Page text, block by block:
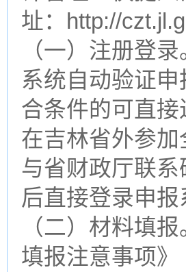
址：http://
（一）注册登
系统自动验证
合条件的可直
在吉林省外参
与省财政厅联
后直接登录申报
（二）材料填
填报注意事项